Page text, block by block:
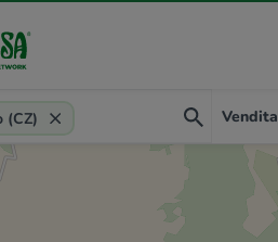
(CZ) Vendita